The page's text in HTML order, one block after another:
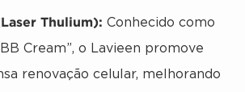
Thulium): Conhecido como
Cream”, o Lavieen promove
renovação celular, melhorando